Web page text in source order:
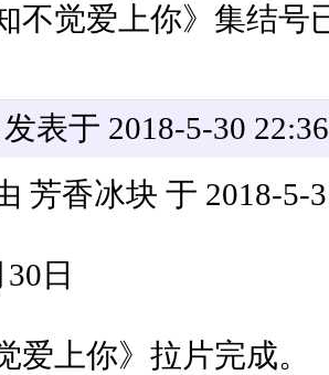
不觉爱上你》集结号
表于 2018-5-30 22:36
芳香冰块 于 2018-5-
日
爱上你》拉片完成。